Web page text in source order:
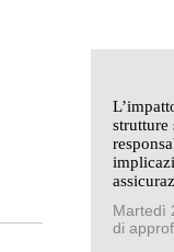
strutture
Martedì
di